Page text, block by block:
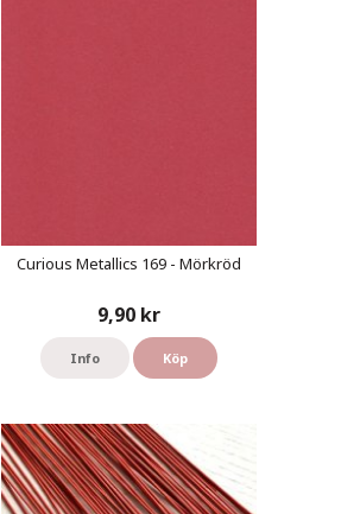
Curious Metallics 169 - Mörkröd
9,90 kr
Info Köp